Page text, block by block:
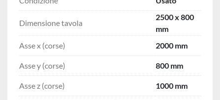
Dimensione tavola
2500 x 800
mm
Asse x (corse)
2000 mm
Asse y (corse) 800 mm
Asse z (corse) 1000 mm